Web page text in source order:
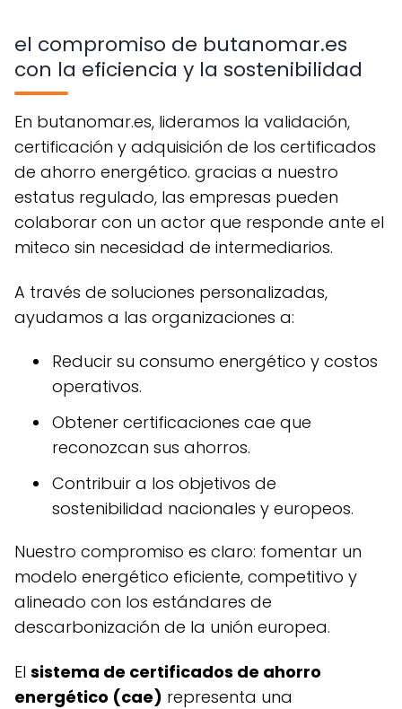
el compromiso de butanomar.es
con la eficiencia y la sostenibilidad
en butanomar.es, lideramos la validación,
certificación y adquisición de los certificados
de ahorro energético. gracias a nuestro
estatus regulado, las empresas pueden
colaborar con un actor que responde ante el
miteco sin necesidad de intermediarios.
a través de soluciones personalizadas,
ayudamos a las organizaciones a:
reducir su consumo energético y costos
operativos.
obtener certificaciones cae que
reconozcan sus ahorros.
contribuir a los objetivos de
sostenibilidad nacionales y europeos.
nuestro compromiso es claro: fomentar un
modelo energético eficiente, competitivo y
alineado con los estándares de
descarbonización de la unión europea.
el sistema de certificados de ahorro
energético (cae) representa una